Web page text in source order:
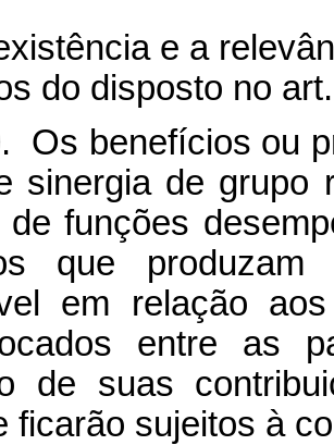
e a
do disposto no
Os benefícios ou
sinergia de grupo
de funções
que
em relação
entre as
de suas
ficarão sujeitos à